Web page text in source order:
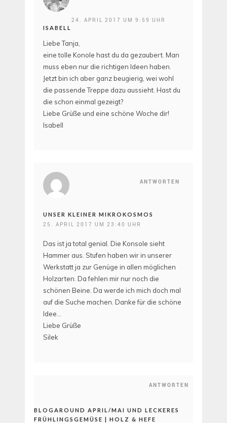
ISABELL
24. APRIL 2017 UM 9:59 UHR
Liebe Tanja,
eine tolle Konole hast du da gezaubert. Man
muss eben nur die richtigen Ideen haben.
Jetzt bin ich aber ganz beugierig, wei wohl
die passende Treppe dazu aussieht. Hast du
die schon einmal gezeigt?
Liebe Grüße und eine schöne Woche dir!
Isabell
ANTWORTEN
UNSER KLEINER MIKROKOSMOS
25. APRIL 2017 UM 23:40 UHR
Das ist ja total genial. Die Konsole sieht
Hammer aus. Stufen haben wir in unserer
Werkstatt ja zur Genüge in allen möglichen
Holzarten. Da fehlen mir nur noch die
schönen Beine. Da werde ich mich doch mal
auf die Suche machen. Danke für die schöne
Idee…
Liebe Grüße
Silek
ANTWORTEN
BLOGAROUND APRIL/MAI UND LECKERES
FRÜHLINGSGEMÜSE | HOLZ & HEFE